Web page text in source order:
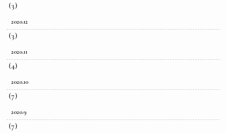
(3)
2020.12
(3)
2020.11
(4)
2020.10
(7)
2020.9
(7)